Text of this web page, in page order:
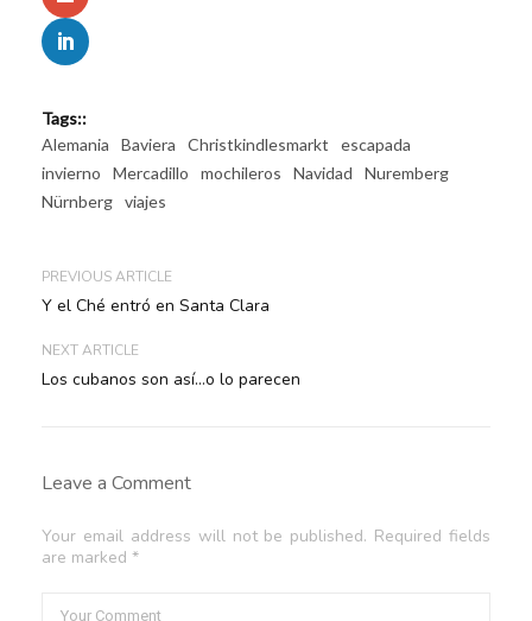
Tags::
Alemania
Baviera Christkindlesmarkt
escapada
invierno
Mercadillo mochileros Navidad
Nuremberg
Nürnberg viajes
PREVIOUS ARTICLE
Y el Ché entró en Santa Clara
NEXT ARTICLE
Los cubanos son así…o lo parecen
Leave a Comment
Your email address will not be published. Required fields
are marked *